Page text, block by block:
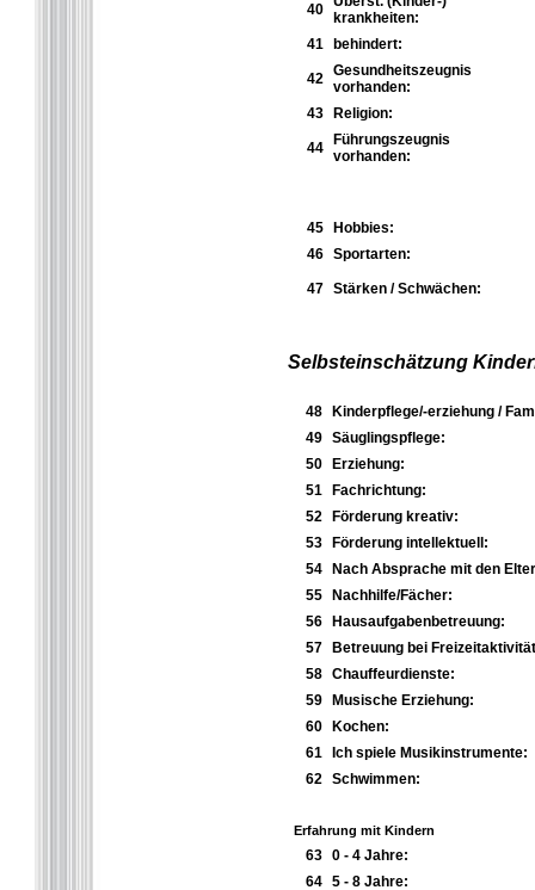
40
krankheiten:
41
behindert:
42
Gesundheitszeugnis
vorhanden:
43
Religion:
44
Führungszeugnis
vorhanden:
45
Hobbies:
46
Sportarten:
47 Stärken / Schwächen:
Selbsteinschätzung
48
Kinderpflege/-erziehung /
49
Säuglingspflege:
50
Erziehung:
51
Fachrichtung:
52
Förderung kreativ:
53
Förderung intellektuell:
54
Nach Absprache mit den
55
Nachhilfe/Fächer:
56
Hausaufgabenbetreuung:
57
Betreuung bei
58
Chauffeurdienste:
59
Musische Erziehung:
60
Kochen:
61
Ich spiele Musikinstrumente:
62
Schwimmen:
Erfahrung mit Kindern
63
0 - 4 Jahre:
64
5 - 8 Jahre: